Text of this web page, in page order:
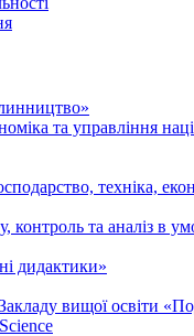
та управління
техніка,
та аналіз в
дидактики»
вищої освіти